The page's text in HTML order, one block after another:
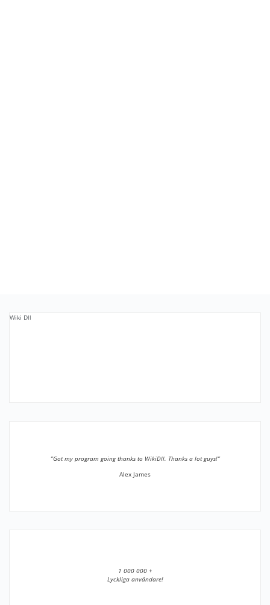
Wiki Dll
”Got my program going thanks to WikiDll. Thanks a lot guys!”
Alex James
1 000 000 +
Lyckliga användare!